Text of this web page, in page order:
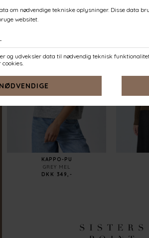
KAPPO-PU
GREY MEL
DKK 349,-